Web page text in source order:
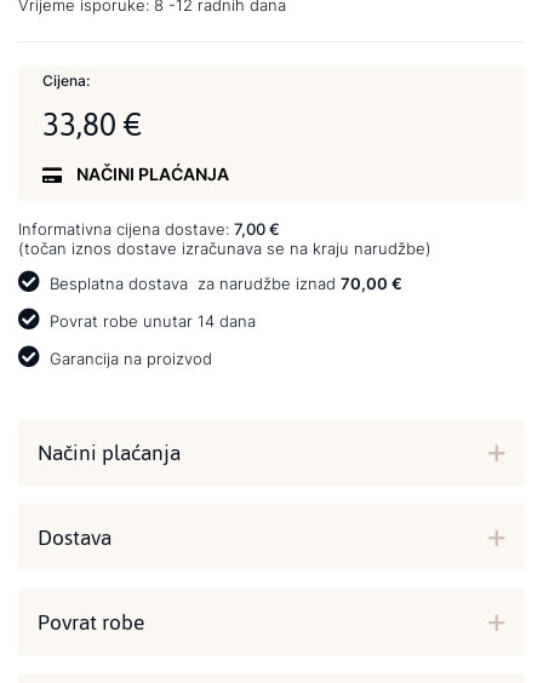
Vrijeme isporuke: 8 -12 radnih dana
Cijena:
33,80 €
NAČINI PLAĆANJA
Informativna cijena dostave: 7,00 €
(točan iznos dostave izračunava se na kraju narudžbe)
Besplatna dostava za narudžbe iznad 70,00 €
Povrat robe unutar 14 dana
Garancija na proizvod
Načini plaćanja
Dostava
Povrat robe